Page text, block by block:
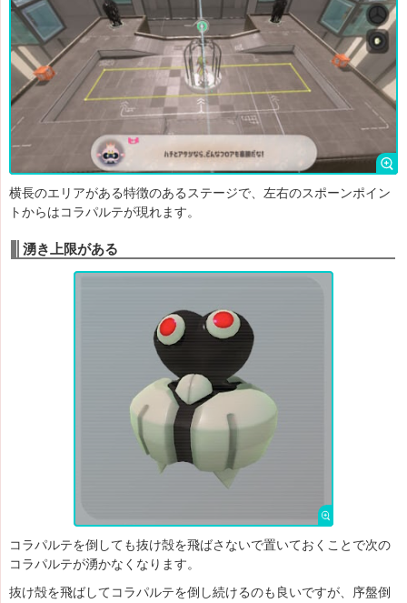
横長のエリアがある特徴のあるステージで、左右のスポーンポイン
トからはコラパルテが現れます。
湧き上限がある
コラパルテを倒しても抜け殻を飛ばさないで置いておくことで次の
コラパルテが湧かなくなります。
抜け殻を飛ばしてコラパルテを倒し続けるのも良いですが、序盤倒